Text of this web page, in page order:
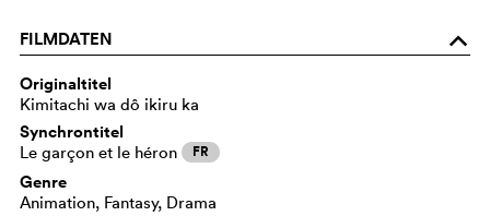
FILMDATEN o
Originaltitel
Kimitachi wa dô ikiru ka
Synchrontitel
Le garçon et le héron FR
Genre
Animation, Fantasy, Drama